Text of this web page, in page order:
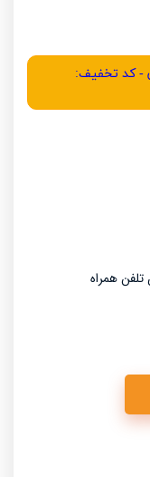
زرین پال: ۹،۳۹۲،۶۲۵ تومان - کد تخفیف:
همراه